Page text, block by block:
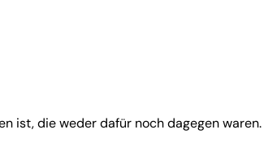
ist, die weder dafür noch dagegen waren.